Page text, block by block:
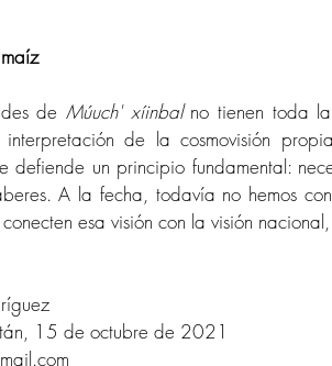
de Múuch' xíinbal no tienen toda
de la cosmovisión
defiende un principio fundamental:
A la fecha, todavía no hemos
esa visión con la visión
15 de octubre de 2021